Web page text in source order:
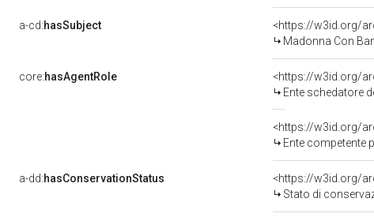
a-cd:hasSubject
<https://w3id.org/
Madonna Con
core:hasAgentRole
<https://w3id.org/
Ente schedatore del
<https://w3id.org/
Ente competente
a-dd:hasConservationStatus
<https://w3id.org/
Stato di